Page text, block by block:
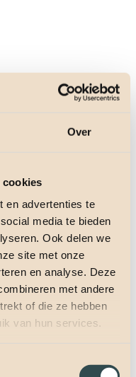
Over
cookies
en advertenties te
media te bieden
Ook delen we
site met onze
en analyse. Deze
met andere
of die ze hebben
van hun services.